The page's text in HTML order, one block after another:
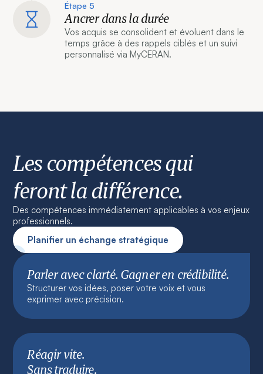
Étape 5
Ancrer dans la durée
Vos acquis se consolident et évoluent dans le
temps grâce à des rappels ciblés et un suivi
personnalisé via MyCERAN.
Les compétences qui
feront la différence.
Des compétences immédiatement applicables à vos enjeux
professionnels.
Planifier un échange stratégique
Parler avec clarté. Gagner en crédibilité.
Structurer vos idées, poser votre voix et vous
exprimer avec précision.
Réagir vite.
Sans traduire.